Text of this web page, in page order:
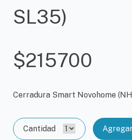
SL35)
$215700
Cerradura Smart Novohome
Cantidad